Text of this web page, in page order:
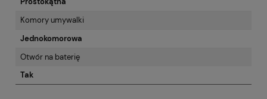
Komory umywalki
Jednokomorowa
Otwór na baterię
Tak